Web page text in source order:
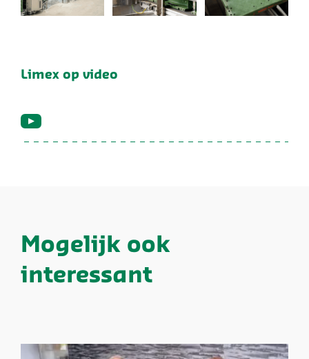
Limex op video
Mogelijk ook
interessant